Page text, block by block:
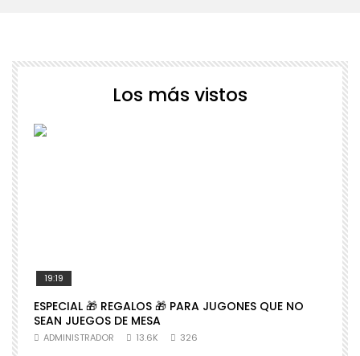
Los más vistos
19:19
ESPECIAL 🎁 REGALOS 🎁 PARA JUGONES QUE NO
SEAN JUEGOS DE MESA
ADMINISTRADOR 13.6K 326